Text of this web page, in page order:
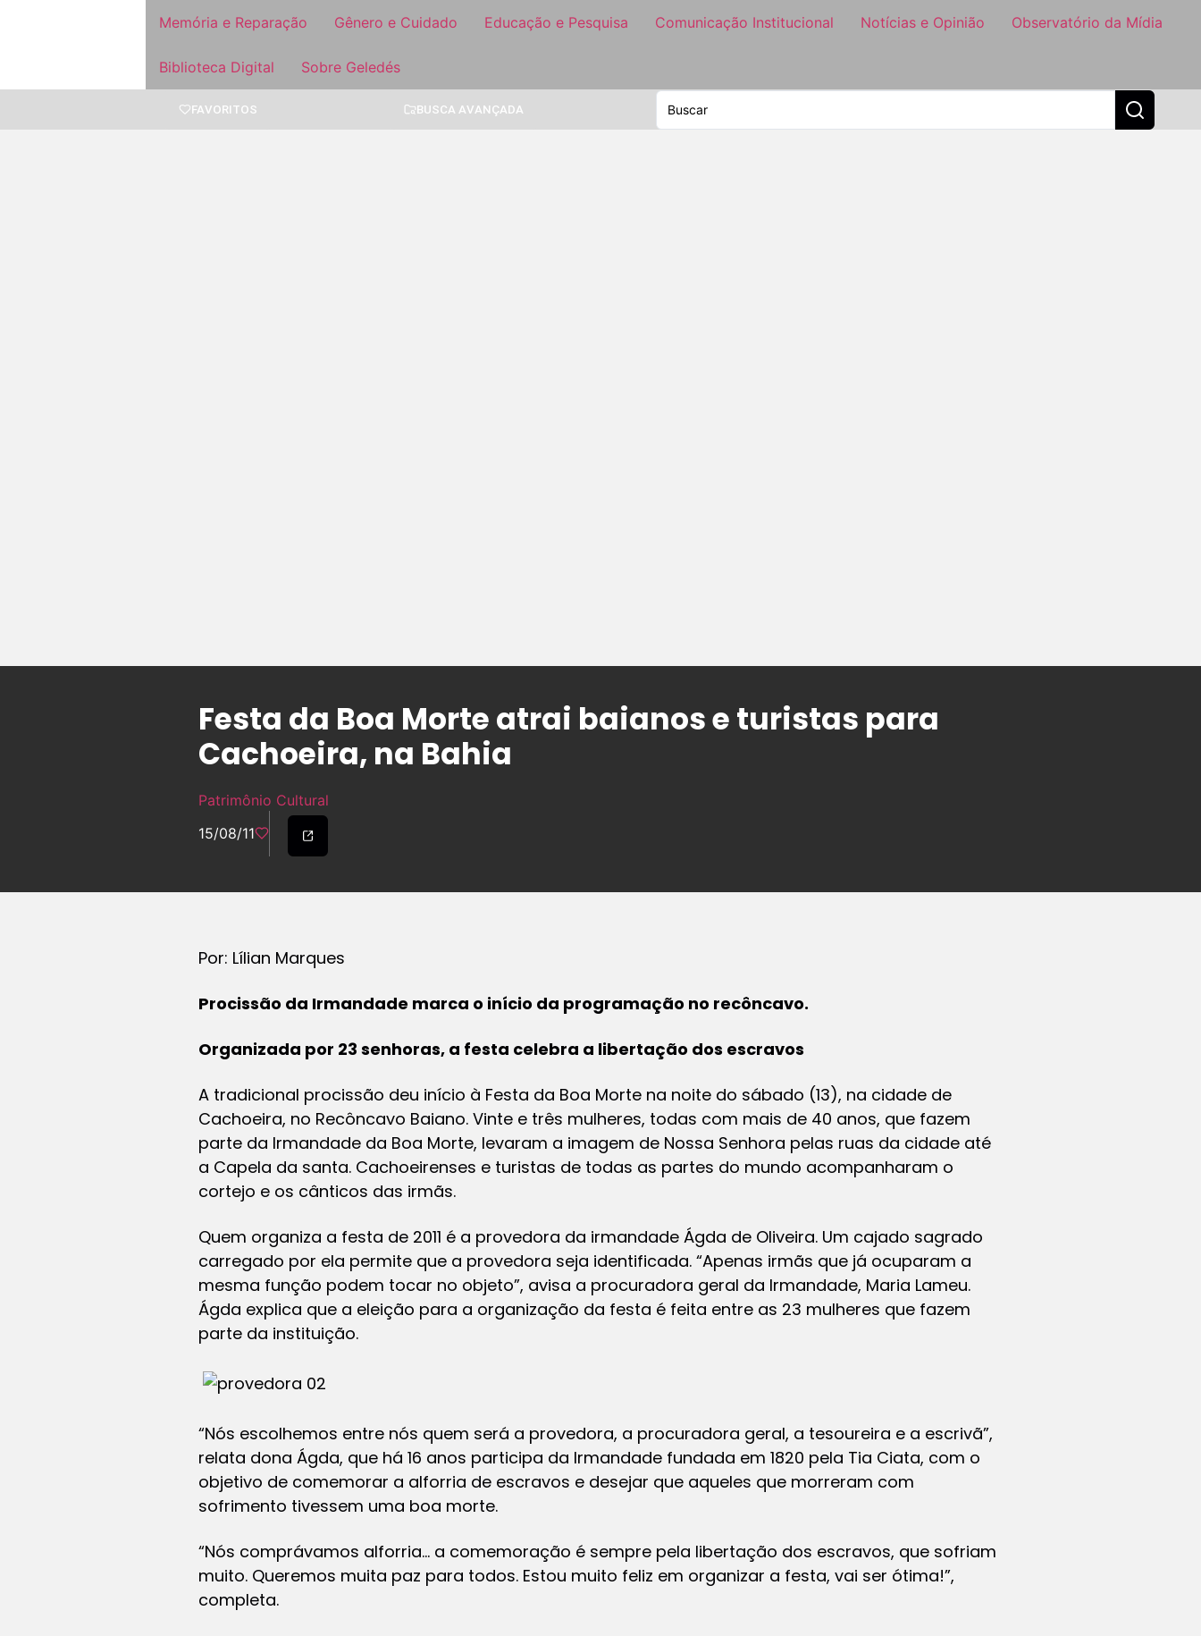
Memória e Reparação Gênero e Cuidado Educação e Pesquisa Comunicação Institucional Notícias e Opinião Observatório da Mídia
Biblioteca Digital Sobre Geledés
FAVORITOS BUSCA AVANÇADA
Festa da Boa Morte atrai baianos e turistas para
Cachoeira, na Bahia
Patrimônio Cultural
15/08/11
Por: Lílian Marques
Procissão da Irmandade marca o início da programação no recôncavo.
Organizada por 23 senhoras, a festa celebra a libertação dos escravos
A tradicional procissão deu início à Festa da Boa Morte na noite do sábado (13), na cidade de
Cachoeira, no Recôncavo Baiano. Vinte e três mulheres, todas com mais de 40 anos, que fazem
parte da Irmandade da Boa Morte, levaram a imagem de Nossa Senhora pelas ruas da cidade até
a Capela da santa. Cachoeirenses e turistas de todas as partes do mundo acompanharam o
cortejo e os cânticos das irmãs.
Quem organiza a festa de 2011 é a provedora da irmandade Ágda de Oliveira. Um cajado sagrado
carregado por ela permite que a provedora seja identificada. “Apenas irmãs que já ocuparam a
mesma função podem tocar no objeto”, avisa a procuradora geral da Irmandade, Maria Lameu.
Ágda explica que a eleição para a organização da festa é feita entre as 23 mulheres que fazem
parte da instituição.
“Nós escolhemos entre nós quem será a provedora, a procuradora geral, a tesoureira e a escrivã”,
relata dona Ágda, que há 16 anos participa da Irmandade fundada em 1820 pela Tia Ciata, com o
objetivo de comemorar a alforria de escravos e desejar que aqueles que morreram com
sofrimento tivessem uma boa morte.
“Nós comprávamos alforria… a comemoração é sempre pela libertação dos escravos, que sofriam
muito. Queremos muita paz para todos. Estou muito feliz em organizar a festa, vai ser ótima!”,
completa.